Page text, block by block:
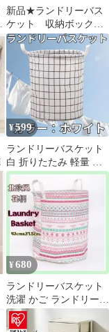
FAE003
新品★ランドリーバス
ケット 収納ボック
ス 取手付き 2点セッ
¥599
ランドリーバスケット
白 折りたたみ 軽量 洗
濯かご ランドリーバッ
グ ボックス
¥680
ランドリーバスケット
洗濯 かご ランドリーバ
ッグ ボックス カゴ 北
欧 花柄